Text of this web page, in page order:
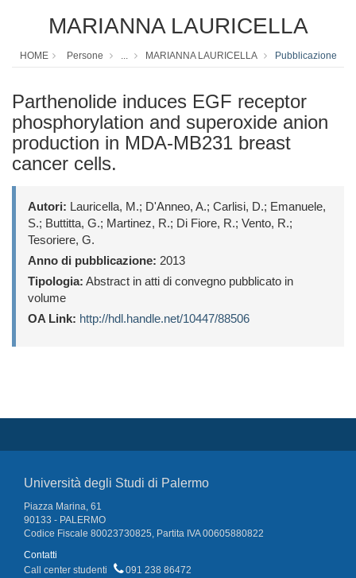
MARIANNA LAURICELLA
HOME Persone ... MARIANNA LAURICELLA Pubblicazione
Parthenolide induces EGF receptor
phosphorylation and superoxide anion
production in MDA-MB231 breast
cancer cells.
Autori: Lauricella, M.; D'Anneo, A.; Carlisi, D.; Emanuele,
S.; Buttitta, G.; Martinez, R.; Di Fiore, R.; Vento, R.;
Tesoriere, G.
Anno di pubblicazione: 2013
Tipologia: Abstract in atti di convegno pubblicato in
volume
OA Link: http://hdl.handle.net/10447/88506
Università degli Studi di Palermo
Piazza Marina, 61
90133 - PALERMO
Codice Fiscale 80023730825, Partita IVA 00605880822
Contatti
Call center studenti
091 238 86472